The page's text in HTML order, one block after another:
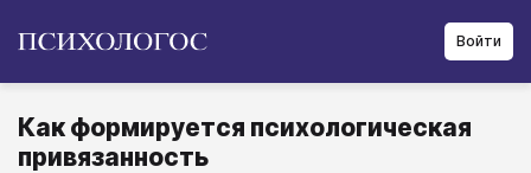
Войти
Как формируется психологическая
привязанность